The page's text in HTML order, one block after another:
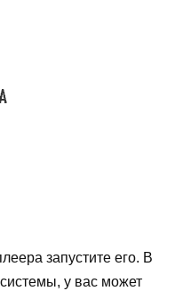
запустите его. В
у вас может